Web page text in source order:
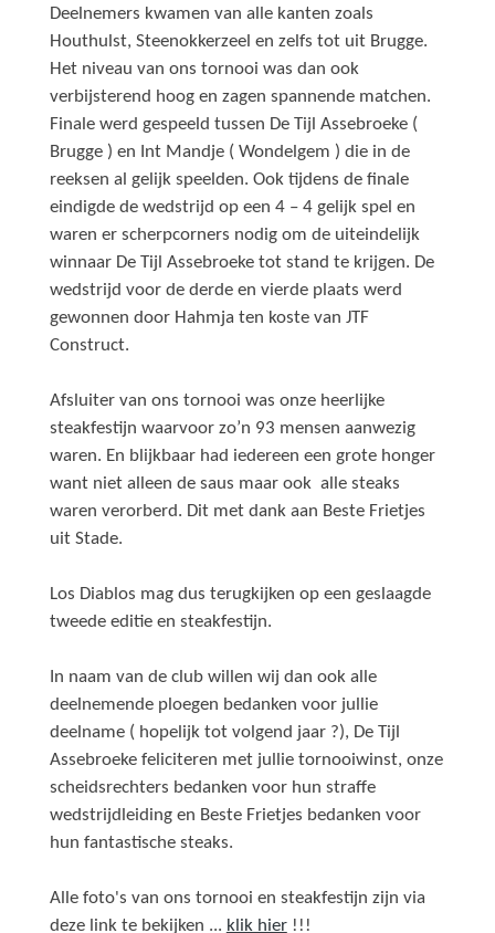
Deelnemers kwamen van alle kanten zoals
Houthulst, Steenokkerzeel en zelfs tot uit Brugge.
Het niveau van ons tornooi was dan ook
verbijsterend hoog en zagen spannende matchen.
Finale werd gespeeld tussen De Tijl Assebroeke (
Brugge ) en Int Mandje ( Wondelgem ) die in de
reeksen al gelijk speelden. Ook tijdens de finale
eindigde de wedstrijd op een 4 – 4 gelijk spel en
waren er scherpcorners nodig om de uiteindelijk
winnaar De Tijl Assebroeke tot stand te krijgen. De
wedstrijd voor de derde en vierde plaats werd
gewonnen door Hahmja ten koste van JTF
Construct.
Afsluiter van ons tornooi was onze heerlijke
steakfestijn waarvoor zo’n 93 mensen aanwezig
waren. En blijkbaar had iedereen een grote honger
want niet alleen de saus maar ook alle steaks
waren verorberd. Dit met dank aan Beste Frietjes
uit Stade.
Los Diablos mag dus terugkijken op een geslaagde
tweede editie en steakfestijn.
In naam van de club willen wij dan ook alle
deelnemende ploegen bedanken voor jullie
deelname ( hopelijk tot volgend jaar ?), De Tijl
Assebroeke feliciteren met jullie tornooiwinst, onze
scheidsrechters bedanken voor hun straffe
wedstrijdleiding en Beste Frietjes bedanken voor
hun fantastische steaks.
Alle foto's van ons tornooi en steakfestijn zijn via
deze link te bekijken ... klik hier!!!